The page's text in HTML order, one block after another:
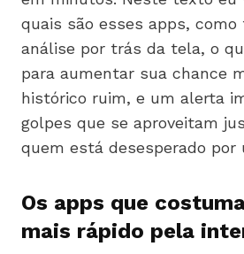
quais são esses apps, como
análise por trás da tela, o
para aumentar sua chance
histórico ruim, e um alerta
golpes que se aproveitam
quem está desesperado por
Os apps que
mais rápido pela